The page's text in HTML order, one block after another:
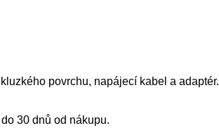
povrchu, napájecí kabel a adaptér.
30 dnů od nákupu.